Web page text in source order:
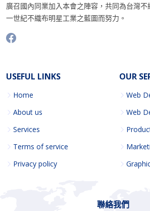
廣召國內同業加入本會之陣容，共同為台灣
一世紀不織布明星工業之藍圖而努力。
USEFUL LINKS
Home
About us
Services
Terms of service
Privacy policy
OUR
Web
Web
聯絡我們